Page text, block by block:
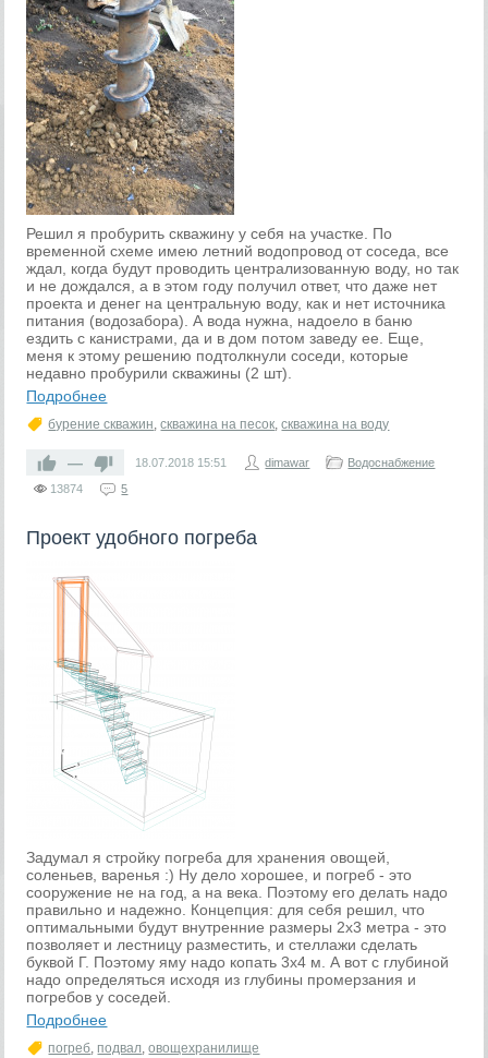
Решил я пробурить скважину у себя на участке. По
временной схеме имею летний водопровод от соседа, все
ждал, когда будут проводить централизованную воду, но так
и не дождался, а в этом году получил ответ, что даже нет
проекта и денег на центральную воду, как и нет источника
питания (водозабора). А вода нужна, надоело в баню
ездить с канистрами, да и в дом потом заведу ее. Еще,
меня к этому решению подтолкнули соседи, которые
недавно пробурили скважины (2 шт).
Подробнее
бурение скважин,скважина на песок,скважина на воду
— 18.07.2018 15:51 dimawar
Водоснабжение
13874
5
Проект удобного погреба
Задумал я стройку погреба для хранения овощей,
соленьев, варенья :) Ну дело хорошее, и погреб - это
сооружение не на год, а на века. Поэтому его делать надо
правильно и надежно. Концепция: для себя решил, что
оптимальными будут внутренние размеры 2х3 метра - это
позволяет и лестницу разместить, и стеллажи сделать
буквой Г. Поэтому яму надо копать 3х4 м. А вот с глубиной
надо определяться исходя из глубины промерзания и
погребов у соседей.
Подробнее
погреб, подвал,овощехранилище